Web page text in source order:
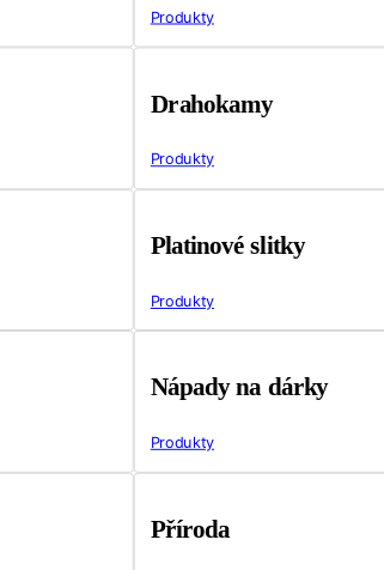
Produkty
Drahokamy
Produkty
Platinové slitky
Produkty
Nápady na dárky
Produkty
Příroda